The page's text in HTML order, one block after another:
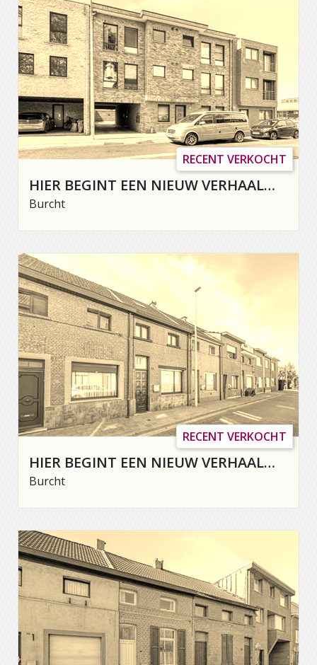
HIER BEGINT EEN NIEUW VERHAAL…
Burcht
RECENT VERKOCHT
HIER BEGINT EEN NIEUW VERHAAL…
Burcht
RECENT VERKOCHT